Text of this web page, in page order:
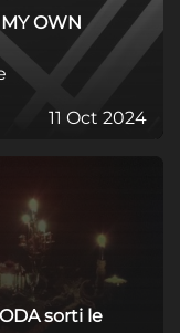
OWN
11 Oct 2024
sorti le